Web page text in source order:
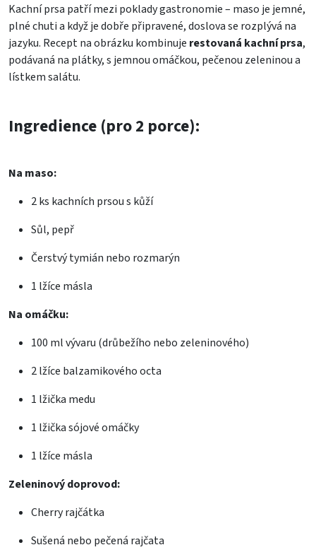
Kachní prsa patří mezi poklady gastronomie – maso je jemné,
plné chuti a když je dobře připravené, doslova se rozplývá na
jazyku. Recept na obrázku kombinuje restovaná kachní prsa,
podávaná na plátky, s jemnou omáčkou, pečenou zeleninou a
lístkem salátu.
Ingredience (pro 2 porce):
Na maso:
2 ks kachních prsou s kůží
Sůl, pepř
Čerstvý tymián nebo rozmarýn
1 lžíce másla
Na omáčku:
100 ml vývaru (drůbežího nebo zeleninového)
2 lžíce balzamikového octa
1 lžička medu
1 lžička sójové omáčky
1 lžíce másla
Zeleninový doprovod:
Cherry rajčátka
Sušená nebo pečená rajčata